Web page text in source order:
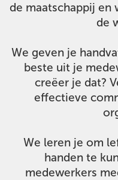
de maatschappij en
de
We geven je
beste uit je
creëer je dat?
effectieve
We leren je om
handen te
medewerkers